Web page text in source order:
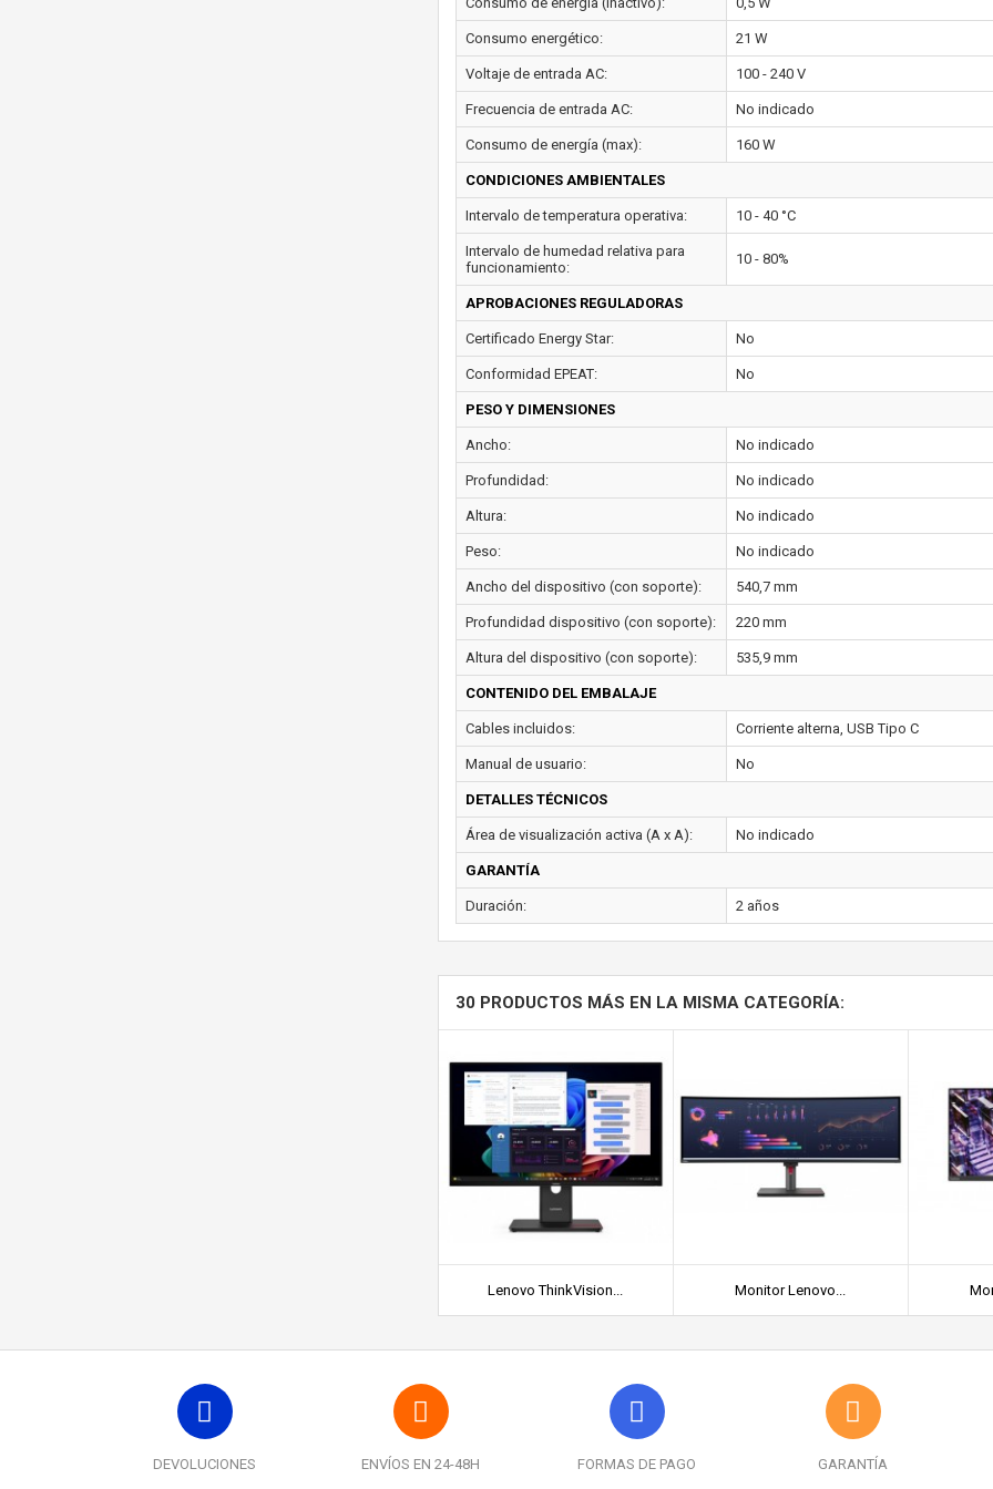
Consumo energético: 21 W
Voltaje de entrada AC: 100 - 240 V
Frecuencia de entrada AC: No indicado
Consumo de energía (max): 160 W
CONDICIONES AMBIENTALES
Intervalo de temperatura operativa: 10 - 40 °C
Intervalo de humedad relativa para
funcionamiento:
10 - 80%
APROBACIONES REGULADORAS
Certificado Energy Star: No
Conformidad EPEAT: No
PESO Y DIMENSIONES
Ancho: No indicado
Profundidad: No indicado
Altura: No indicado
Peso: No indicado
Ancho del dispositivo (con soporte): 540,7 mm
Profundidad dispositivo (con soporte): 220 mm
Altura del dispositivo (con soporte): 535,9 mm
CONTENIDO DEL EMBALAJE
Cables incluidos: Corriente alterna, USB Tipo C
Manual de usuario: No
DETALLES TÉCNICOS
Área de visualización activa (A x A): No indicado
GARANTÍA
Duración: 2 años
30 PRODUCTOS MÁS EN LA MISMA CATEGORÍA:
Lenovo ThinkVision... Monitor Lenovo...
DEVOLUCIONES ENVÍOS EN 24-48H FORMAS DE PAGO GARANTÍA